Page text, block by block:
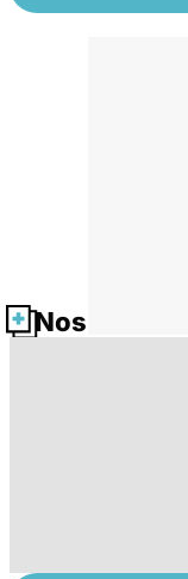
Nos fiches